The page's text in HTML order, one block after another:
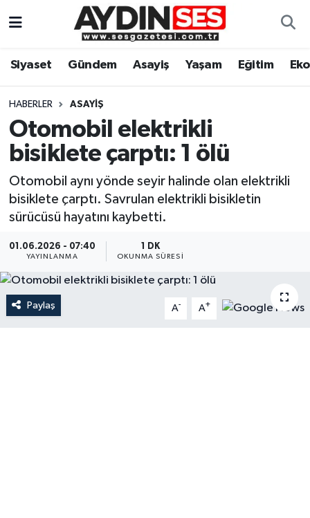
Siyaset Gündem Asayiş Yaşam Eğitim
HABERLER ASAYIŞ
Otomobil elektrikli
bisiklete çarptı: 1 ölü
Otomobil aynı yönde seyir halinde olan elektrikli
bisiklete çarptı. Savrulan elektrikli bisikletin
sürücüsü hayatını kaybetti.
01.06.2026 - 07:40
YAYINLANMA
1 DK
OKUNMA SÜRESI
Paylaş A- A+
Gündem
Siyaset
Ekonomi
Yaşam
Kültür Sanat
Spor
Aydın Hava Durumu
Aydin Namaz Vakitleri
Aydın Trafik Yoğunluk Haritası
Süper Lig Puan Durumu ve Fikstür
Son Dakika Haberleri
Haber Arşivi